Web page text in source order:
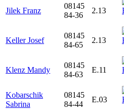
Jilek Franz
08145
84-36
2.13
Keller Josef
08145
84-65
2.13
Klenz Mandy
08145
84-63
E.11
Kobarschik
Sabrina
08145
84-44
E.03